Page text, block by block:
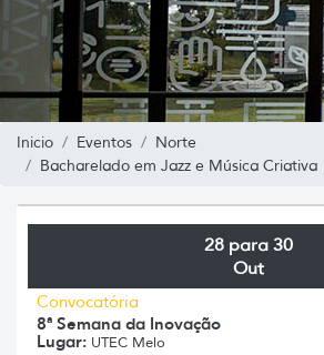
Inicio Eventos
Norte
Bacharelado em Jazz e Música Criativa
28 para 30
Out
Convocatória
8ª Semana da Inovação
Lugar: UTEC Melo